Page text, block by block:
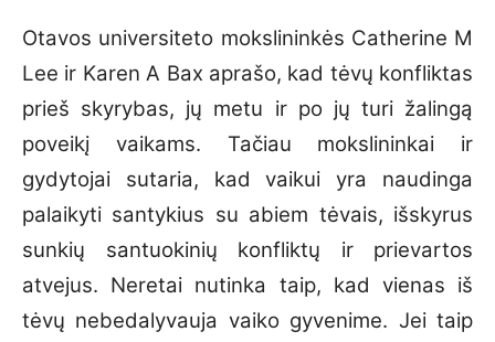
Otavos universiteto mokslininkės Catherine M
Lee ir Karen A Bax aprašo, kad tėvų konfliktas
prieš skyrybas, jų metu ir po jų turi žalingą
poveikį vaikams. Tačiau mokslininkai ir
gydytojai sutaria, kad vaikui yra naudinga
palaikyti santykius su abiem tėvais, išskyrus
sunkių santuokinių konfliktų ir prievartos
atvejus. Neretai nutinka taip, kad vienas iš
tėvų nebedalyvauja vaiko gyvenime. Jei taip